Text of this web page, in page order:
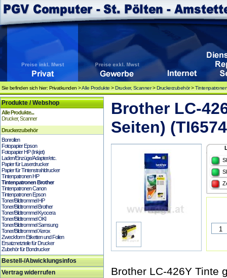
Sie befinden sich hier: Privatkunden >Alle Produkte >Drucker, Scanner>Druckerzubehör>
Produkte / Webshop
Alle Produkte...
Drucker, Scanner
Druckerzubehör
Bonrollen
Fotopapier Epson
Fotopapier HP (Inkjet)
Laden/Einzüge/Adapter/etc.
Papier für Laserdrucker
Papier für Tintenstrahldrucker
Tintenpatronen HP
Tintenpatronen Brother
Tintenpatronen Canon
Tintenpatronen Epson
Toner/Bildtrommel HP
Toner/Bildtrommel Brother
Toner/Bildtrommel Kyocera
Toner/Bildtrommel OKI
Toner/Bildtrommel Samsung
Toner/Bildtrommel Xerox
Zweckform Etiketten und Folien
Ersatznetzteile für Drucker
Zubehör für Bondrucker
Bestell-/Abwicklungsinfos
Vertrag widerrufen
Brother LC-
Seiten)
Brother LC-426Y Tinte